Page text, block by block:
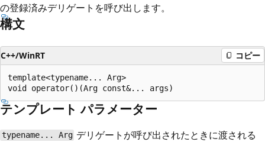
の登録済みデリゲートを呼び出します。
構文
C++/WinRT コピー
template<typename... Arg>
テンプレート パラメーター
typename... Arg デリゲートが呼び出されたときに渡される